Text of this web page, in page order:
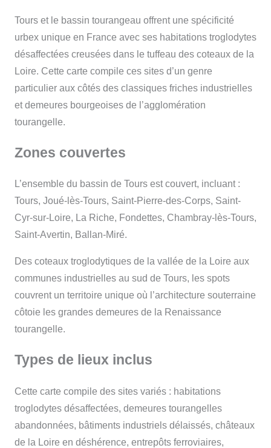
Tours et le bassin tourangeau offrent une spécificité
urbex unique en France avec ses habitations troglodytes
désaffectées creusées dans le tuffeau des coteaux de la
Loire. Cette carte compile ces sites d’un genre
particulier aux côtés des classiques friches industrielles
et demeures bourgeoises de l’agglomération
tourangelle.
Zones couvertes
L’ensemble du bassin de Tours est couvert, incluant :
Tours, Joué-lès-Tours, Saint-Pierre-des-Corps, Saint-
Cyr-sur-Loire, La Riche, Fondettes, Chambray-lès-Tours,
Saint-Avertin, Ballan-Miré.
Des coteaux troglodytiques de la vallée de la Loire aux
communes industrielles au sud de Tours, les spots
couvrent un territoire unique où l’architecture souterraine
côtoie les grandes demeures de la Renaissance
tourangelle.
Types de lieux inclus
Cette carte compile des sites variés : habitations
troglodytes désaffectées, demeures tourangelles
abandonnées, bâtiments industriels délaissés, châteaux
de la Loire en déshérence, entrepôts ferroviaires,